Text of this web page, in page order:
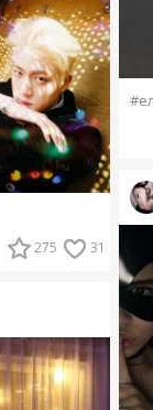
275 31